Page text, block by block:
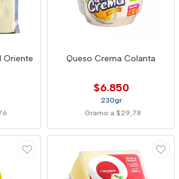
Oriente
Queso Crema Colanta
$6.850
230gr
Gramo a $29,78